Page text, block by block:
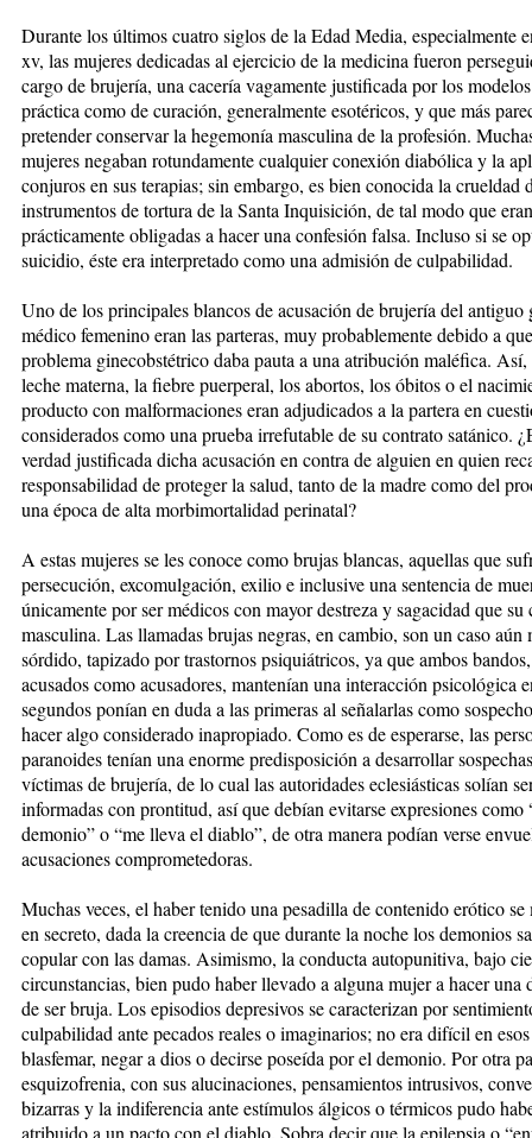
Durante los últimos cuatro siglos de la Edad Media, especialmente
xv, las mujeres dedicadas al ejercicio de la medicina fueron
cargo de brujería, una cacería vagamente justificada por los
práctica como de curación, generalmente esotéricos, y que más
pretender conservar la hegemonía masculina de la profesión.
mujeres negaban rotundamente cualquier conexión diabólica y la
conjuros en sus terapias; sin embargo, es bien conocida la crueldad
instrumentos de tortura de la Santa Inquisición, de tal modo que eran
prácticamente obligadas a hacer una confesión falsa. Incluso si se
suicidio, éste era interpretado como una admisión de culpabilidad.
Uno de los principales blancos de acusación de brujería del antiguo
médico femenino eran las parteras, muy probablemente debido a
problema ginecobstétrico daba pauta a una atribución maléfica.
leche materna, la fiebre puerperal, los abortos, los óbitos o el
producto con malformaciones eran adjudicados a la partera en
considerados como una prueba irrefutable de su contrato satánico.
verdad justificada dicha acusación en contra de alguien en quien
responsabilidad de proteger la salud, tanto de la madre como del
una época de alta morbimortalidad perinatal?
A estas mujeres se les conoce como brujas blancas, aquellas que
persecución, excomulgación, exilio e inclusive una sentencia de
únicamente por ser médicos con mayor destreza y sagacidad que su
masculina. Las llamadas brujas negras, en cambio, son un caso aún
sórdido, tapizado por trastornos psiquiátricos, ya que ambos
acusados como acusadores, mantenían una interacción psicológica
segundos ponían en duda a las primeras al señalarlas como
hacer algo considerado inapropiado. Como es de esperarse, las
paranoides tenían una enorme predisposición a desarrollar
víctimas de brujería, de lo cual las autoridades eclesiásticas solían
informadas con prontitud, así que debían evitarse expresiones como
demonio” o “me lleva el diablo”, de otra manera podían verse
acusaciones comprometedoras.
Muchas veces, el haber tenido una pesadilla de contenido erótico se
en secreto, dada la creencia de que durante la noche los demonios
copular con las damas. Asimismo, la conducta autopunitiva, bajo
circunstancias, bien pudo haber llevado a alguna mujer a hacer una
de ser bruja. Los episodios depresivos se caracterizan por
culpabilidad ante pecados reales o imaginarios; no era difícil en esos
blasfemar, negar a dios o decirse poseída por el demonio. Por otra
esquizofrenia, con sus alucinaciones, pensamientos intrusivos,
bizarras y la indiferencia ante estímulos álgicos o térmicos pudo
atribuido a un pacto con el diablo. Sobra decir que la epilepsia o